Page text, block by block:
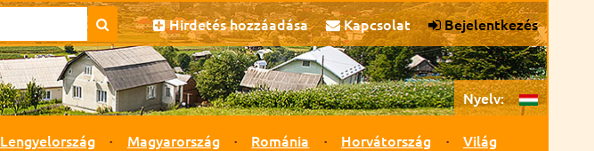
Hirdetés hozzáadása Kapcsolat Bejelentkezés
Nyelv:
Lengyelország Magyarország Románia Horvátország Világ